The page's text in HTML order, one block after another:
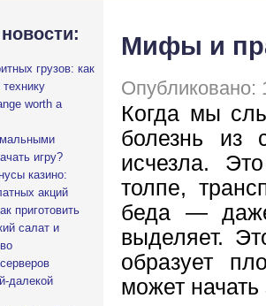
грузов: как
worth a
игру?
казино:
акций
приготовить
салат и
далекой
Мифы и
Опубликовано:
Когда мы
болезнь из
исчезла.
толпе,
беда —
выделяет.
образует
может